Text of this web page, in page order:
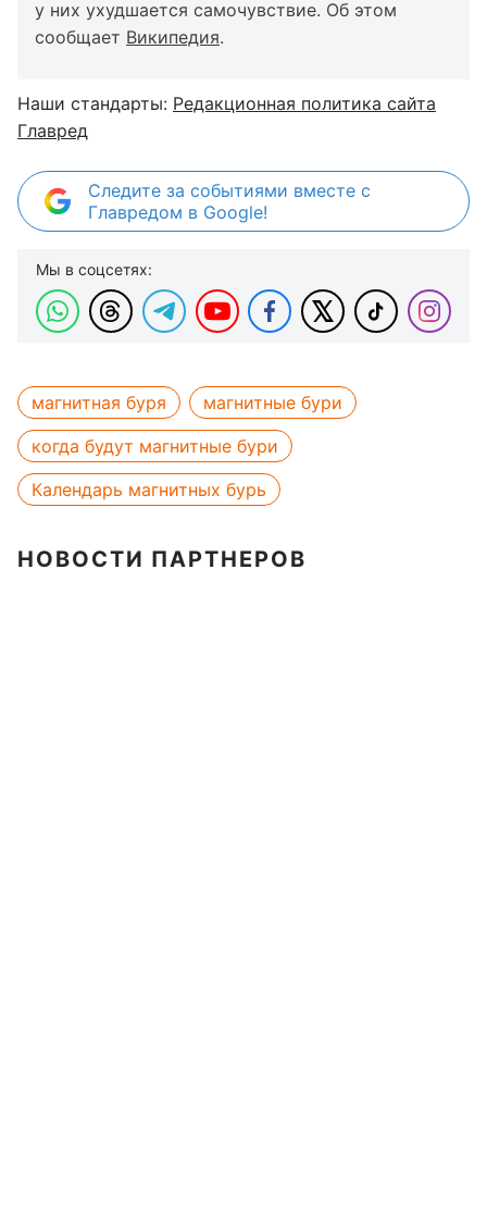
у них ухудшается самочувствие. Об этом
сообщает Википедия.
Наши стандарты: Редакционная политика сайта
Главред
Следите за событиями вместе с
Главредом в Google!
Мы в соцсетях:
магнитная буря
магнитные бури
когда будут магнитные бури
Календарь магнитных бурь
НОВОСТИ ПАРТНЕРОВ